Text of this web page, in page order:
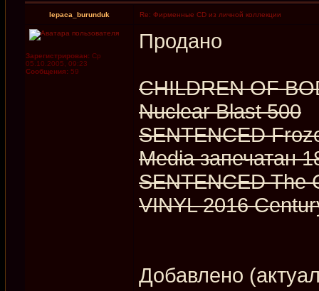
lepaca_burunduk Re: Фирменные CD из личной коллекции
Зарегистрирован: Ср
05.10.2005, 09:23
Сообщения: 59
Продано
CHILDREN OF
Nuclear Blast 500
SENTENCED
Media запечатан
SENTENCED The
VINYL 2016
Добавлено